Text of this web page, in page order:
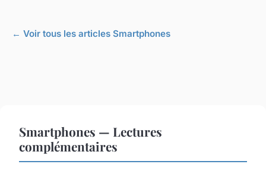
← Voir tous les articles Smartphones
Smartphones — Lectures
complémentaires